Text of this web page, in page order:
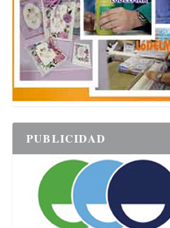
PUBLICIDAD